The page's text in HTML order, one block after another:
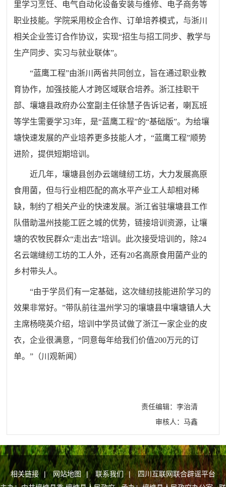
里学习烹饪、电气自动化设备安装与维修、电子商务等
职业技能。学院采用校企合作、订单培养模式，与浙川
相关企业签订合作协议，实现“招生与招工同步、教学与
生产同步、实习与就业联体”。
“蓝鹰工程”由浙川两省共同创立，旨在通过职业教
育协作，加强技能人才跨区域联合培养。浙江挂职干
部、壤塘县政府办公室副主任徐慧子告诉记者，喇瓦班
等学生需要学习3年，是“蓝鹰工程”的“基础版”。为给壤
塘快速发展的产业培养更多技能人才，“蓝鹰工程”顺势
进阶，提供短期培训。
近几年，壤塘县创办云端缝纫工坊，大力发展高原
食用菌，但与行业相匹配的高水平产业工人却相对稀
缺，制约了相关产业的快速发展。浙江省驻壤塘县工作
队借助温州技能工匠之城的优势，链接培训资源，让壤
塘的农牧民群众“走出去”培训。此次接受培训的，除24
名云端缝纫工坊的工人外，还有20名高原食用菌产业的
乡村带头人。
“由于学员们有一定基础，这次缝纫技能进阶学习的
效果非常好。”带队前往温州学习的壤塘县中壤塘镇人大
主席杨晓英介绍，培训中学员试做了浙江一家企业的皮
衣，企业很满意，“同意每年给我们价值200万元的订
单。”（川观新闻 ）
责任编辑：李治清
审核人：马鑫
相关链接 | 网站地图 | 联系我们 |
四川互联网联合辟谣平台